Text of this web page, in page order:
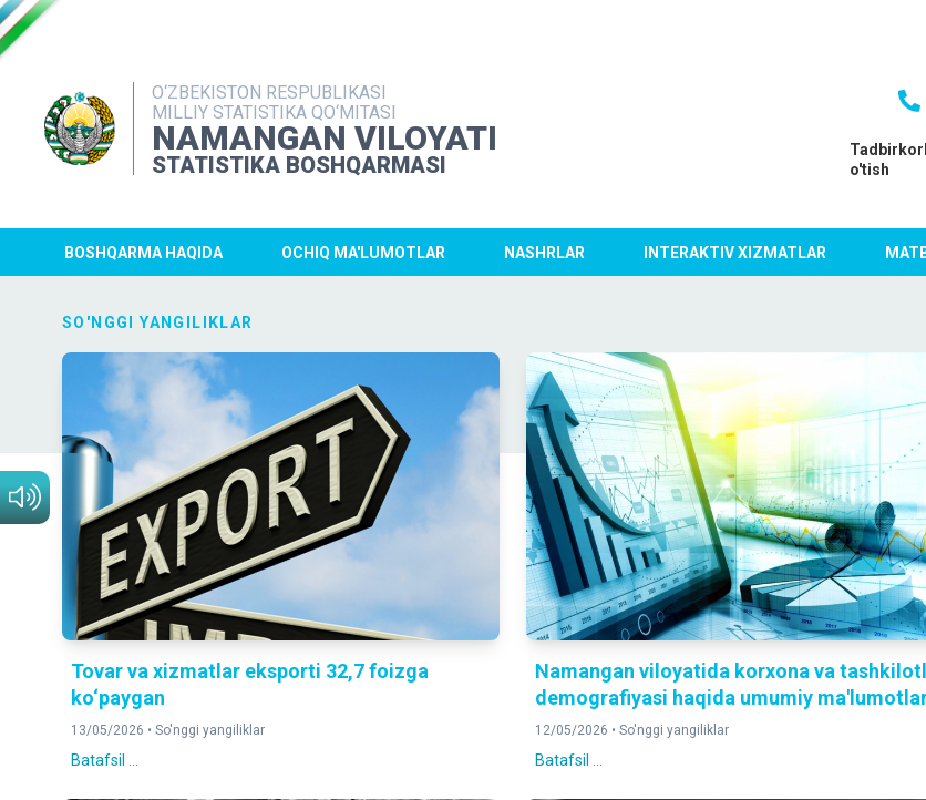
O‘ZBEKISTON RESPUBLIKASI
MILLIY STATISTIKA QO‘MITASI
NAMANGAN VILOYATI
STATISTIKA BOSHQARMASI
o'tish
BOSHQARMA HAQIDA OCHIQ MA'LUMOTLAR NASHRLAR INTERAKTIV XIZMATLAR
SO'NGGI YANGILIKLAR
Tovar va xizmatlar eksporti 32,7 foizga
ko‘paygan
13/05/2026 • So'nggi yangiliklar
Batafsil ...
Namangan viloyatida korxona va
demografiyasi haqida umumiy
12/05/2026 • So'nggi yangiliklar
Batafsil ...